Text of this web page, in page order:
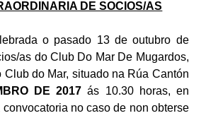
DE SOCIOS/AS
o pasado 13 de outubro de
as do Club Do Mar De Mugardos,
do Mar, situado na Rúa Cantón
DE 2017 ás 10.30 horas, en
no caso de non obterse